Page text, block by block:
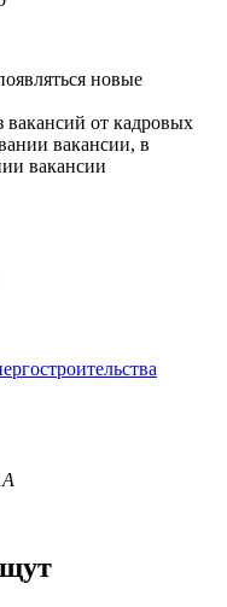
новые
вакансий от кадровых
вакансии, в
вакансии